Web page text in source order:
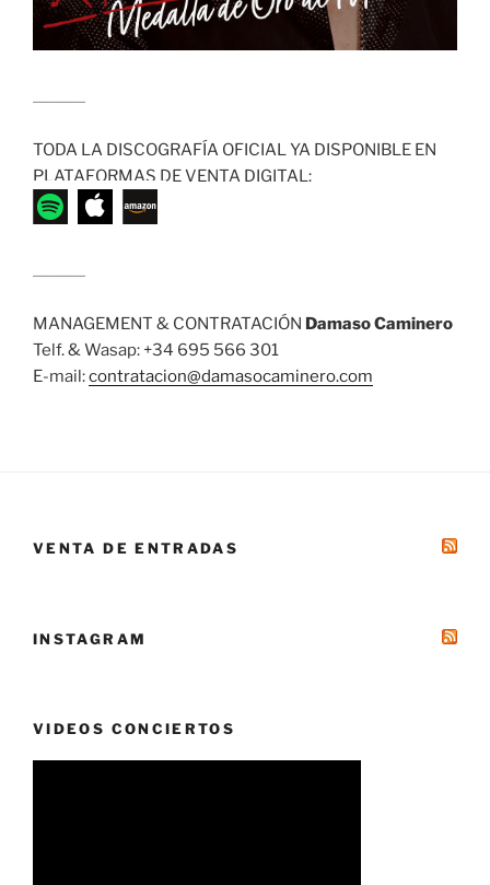
TODA LA DISCOGRAFÍA OFICIAL YA DISPONIBLE EN
PLATAFORMAS DE VENTA DIGITAL:
MANAGEMENT & CONTRATACIÓN Damaso Caminero
Telf. & Wasap: +34 695 566 301
E-mail:contratacion@damasocaminero.com
VENTA DE ENTRADAS
INSTAGRAM
VIDEOS CONCIERTOS